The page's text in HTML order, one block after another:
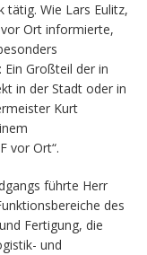
tätig. Wie Lars Eulitz,
Ort informierte,
Großteil der in
in der Stadt oder in
Kurt
vor Ort“.
führte Herr
des
Fertigung, die
und